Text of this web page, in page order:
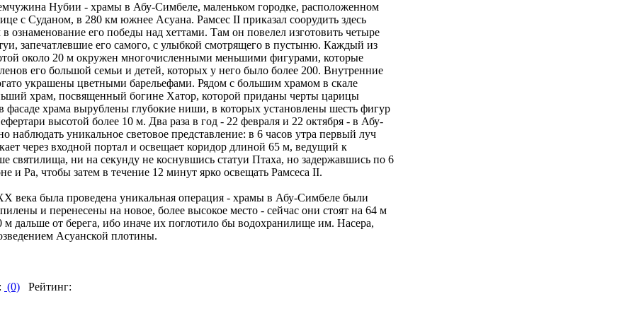
Нубии - храмы в Абу-Симбеле, маленьком городке, расположенном
с Суданом, в 280 км южнее Асуана. Рамсес II приказал соорудить здесь
ознаменование его победы над хеттами. Там он повелел изготовить четыре
запечатлевшие его самого, с улыбкой смотрящего в пустыню. Каждый из
около 20 м окружен многочисленными меньшими фигурами, которые
его большой семьи и детей, которых у него было более 200. Внутренние
украшены цветными барельефами. Рядом с большим храмом в скале
храм, посвященный богине Хатор, которой приданы черты царицы
фасаде храма вырублены глубокие ниши, в которых установлены шесть фигур
высотой более 10 м. Два раза в год - 22 февраля и 22 октября - в Абу-
наблюдать уникальное световое представление: в 6 часов утра первый луч
через входной портал и освещает коридор длиной 65 м, ведущий к
святилища, ни на секунду не коснувшись статуи Птаха, но задержавшись по 6
и Ра, чтобы затем в течение 12 минут ярко освещать Рамсеса II.
века была проведена уникальная операция - храмы в Абу-Симбеле были
и перенесены на новое, более высокое место - сейчас они стоят на 64 м
дальше от берега, ибо иначе их поглотило бы водохранилище им. Насера,
Асуанской плотины.
(0) Рейтинг: